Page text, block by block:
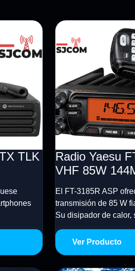
TLK
Radio Yaesu
VHF 85W
El FT-3185R ASP
transmisión de 85 W
Su disipador de calor,
Ver Producto